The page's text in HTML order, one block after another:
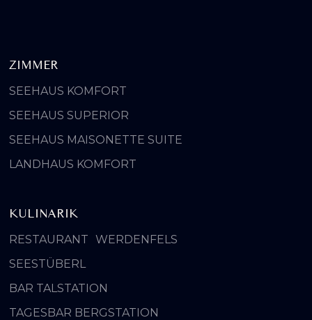
ZIMMER
SEEHAUS KOMFORT
SEEHAUS SUPERIOR
SEEHAUS MAISONETTE SUITE
LANDHAUS KOMFORT
KULINARIK
RESTAURANT WERDENFELS
SEESTÜBERL
BAR TALSTATION
TAGESBAR BERGSTATION